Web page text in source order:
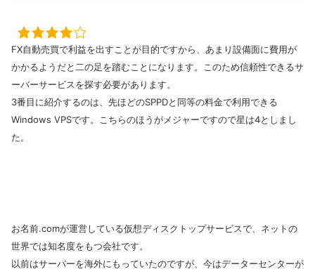
FX自動売買で利益を出すことが目的ですから、あまり設備面に費用が
かかるようだと二の足を踏むことになります。このため信頼性できるサ
ーバーサービスを探す必要があります。
3番目に紹介するのは、先ほどのSPPDと同等の料金で利用できる
Windows VPSです。こちらのほうがメジャーですので星は4としまし
た。
お名前.comが運営している仮想ディスクトップサービスで、ネットの
世界では知名度をもつ会社です。
以前はサーバーを海外にもっていたのですが、今はデーターセンターが